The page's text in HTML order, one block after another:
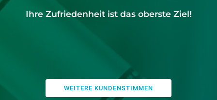
Ihre Zufriedenheit ist das oberste Ziel!
WEITERE KUNDENSTIMMEN